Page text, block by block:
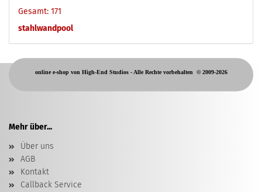
Gesamt: 171
stahlwandpool
online e-shop von High-End Studios -Alle Rechte vorbehalten © 2009-2026
Mehr über...
Über uns
AGB
Kontakt
Callback Service